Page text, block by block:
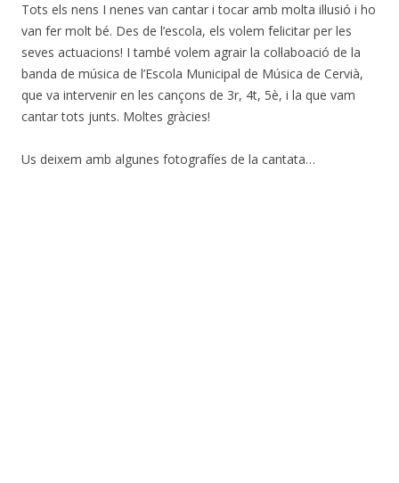
Tots els nens I nenes van cantar i tocar amb molta il·lusió i ho
van fer molt bé. Des de l’escola, els volem felicitar per les
seves actuacions! I també volem agrair la col·laboació de la
banda de música de l’Escola Municipal de Música de Cervià,
que va intervenir en les cançons de 3r, 4t, 5è, i la que vam
cantar tots junts. Moltes gràcies!
Us deixem amb algunes fotografíes de la cantata…